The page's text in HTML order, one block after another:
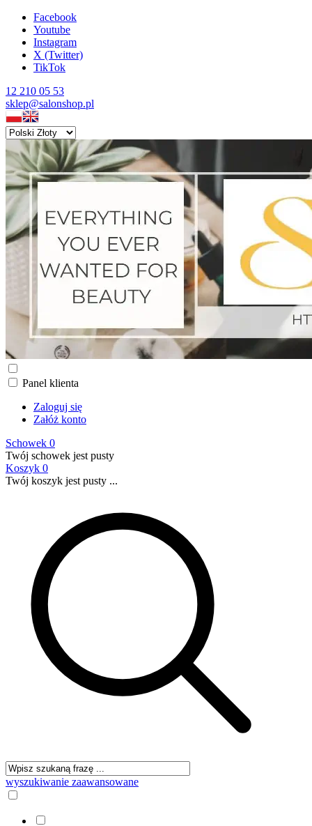
Facebook
Youtube
Instagram
X (Twitter)
TikTok
12 210 05 53
sklep@salonshop.pl
Panel klienta
Zaloguj się
Załóż konto
Schowek 0
Twój schowek jest pusty
Koszyk 0
Twój koszyk jest pusty ...
wyszukiwanie zaawansowane